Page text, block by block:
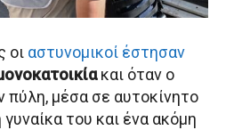
οι αστυνομικοί έστησαν
και όταν ο
πύλη, μέσα σε αυτοκίνητο
του και ένα ακόμη